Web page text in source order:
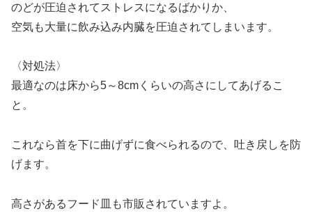
のどが圧迫されてストレスになるばかりか、
空気も大量に飲み込み内臓を圧迫されてしまいます。
〈対処法〉
最適なのは床から5～8cmくらいの高さにしてあげるこ
と。
これなら首を下に曲げずに食べられるので、吐き戻しを防
げます。
高さがあるフード皿も市販されていますよ。